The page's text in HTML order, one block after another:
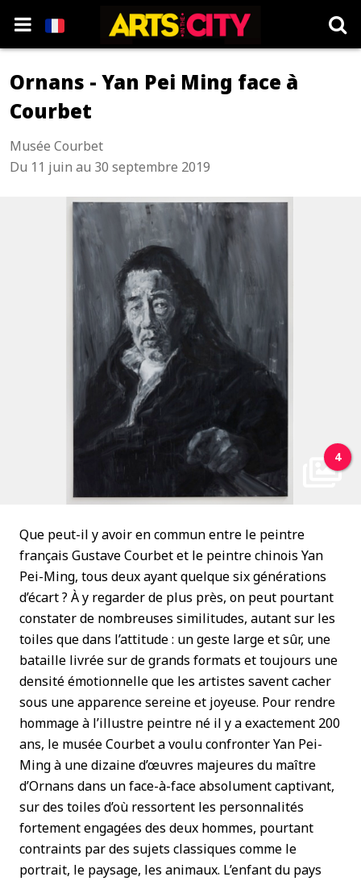
Ornans - Yan Pei Ming face à
Courbet
Musée Courbet
Du 11 juin au 30 septembre 2019
4
Que peut-il y avoir en commun entre le peintre
français Gustave Courbet et le peintre chinois Yan
Pei-Ming, tous deux ayant quelque six générations
d’écart ? À y regarder de plus près, on peut pourtant
constater de nombreuses similitudes, autant sur les
toiles que dans l’attitude : un geste large et sûr, une
bataille livrée sur de grands formats et toujours une
densité émotionnelle que les artistes savent cacher
sous une apparence sereine et joyeuse. Pour rendre
hommage à l’illustre peintre né il y a exactement 200
ans, le musée Courbet a voulu confronter Yan Pei-
Ming à une dizaine d’œuvres majeures du maître
d’Ornans dans un face-à-face absolument captivant,
sur des toiles d’où ressortent les personnalités
fortement engagées des deux hommes, pourtant
contraints par des sujets classiques comme le
portrait, le paysage, les animaux. L’enfant du pays